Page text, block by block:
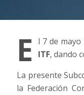
E l 7 de
ITF, dando
La presente
la Federación